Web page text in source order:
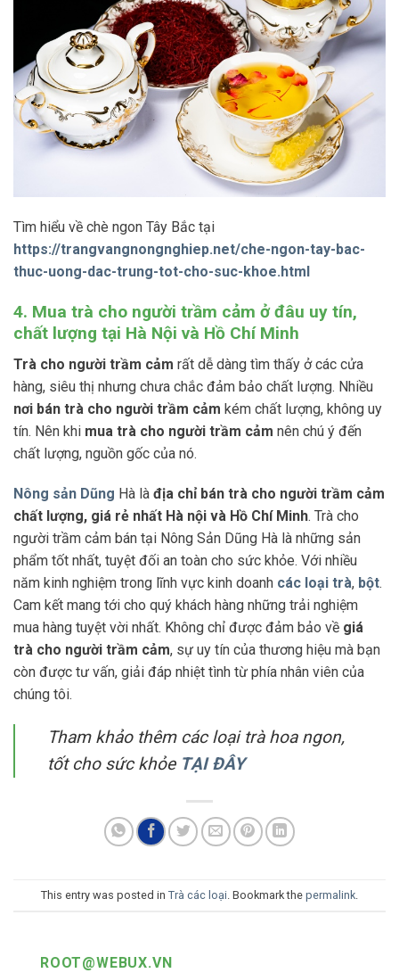
Tìm hiểu về chè ngon Tây Bắc tại
https://trangvangnongnghiep.net/che-ngon-tay-bac-
thuc-uong-dac-trung-tot-cho-suc-khoe.html
4. Mua trà cho người trầm cảm ở đâu uy tín,
chất lượng tại Hà Nội và Hồ Chí Minh
Trà cho người trầm cảm rất dễ dàng tìm thấy ở các cửa
hàng, siêu thị nhưng chưa chắc đảm bảo chất lượng. Nhiều
nơi bán trà cho người trầm cảm kém chất lượng, không uy
tín. Nên khi mua trà cho người trầm cảm nên chú ý đến
chất lượng, nguồn gốc của nó.
Nông sản Dũng Hà là địa chỉ bán trà cho người trầm cảm
chất lượng, giá rẻ nhất Hà nội và Hồ Chí Minh. Trà cho
người trầm cảm bán tại Nông Sản Dũng Hà là những sản
phẩm tốt nhất, tuyệt đối an toàn cho sức khỏe. Với nhiều
năm kinh nghiệm trong lĩnh vực kinh doanh các loại trà, bột.
Cam kết mang tới cho quý khách hàng những trải nghiệm
mua hàng tuyệt vời nhất. Không chỉ được đảm bảo về giá
trà cho người trầm cảm, sự uy tín của thương hiệu mà bạn
còn được tư vấn, giải đáp nhiệt tình từ phía nhân viên của
chúng tôi.
Tham khảo thêm cácloại trà hoa ngon,
tốt cho sức khỏe TẠI ĐÂY
This entry was posted in Trà các loại . Bookmark the permalink
ROOT@WEBUX.VN